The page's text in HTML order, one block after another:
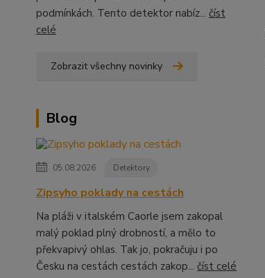
podmínkách. Tento detektor nabíz... číst
celé
Zobrazit všechny novinky
Blog
05.08.2026 Detektory
Zipsyho poklady na cestách
Na pláži v italském Caorle jsem zakopal
malý poklad plný drobností, a mělo to
překvapivý ohlas. Tak jo, pokračuju i po
Česku na cestách cestách zakop... číst celé